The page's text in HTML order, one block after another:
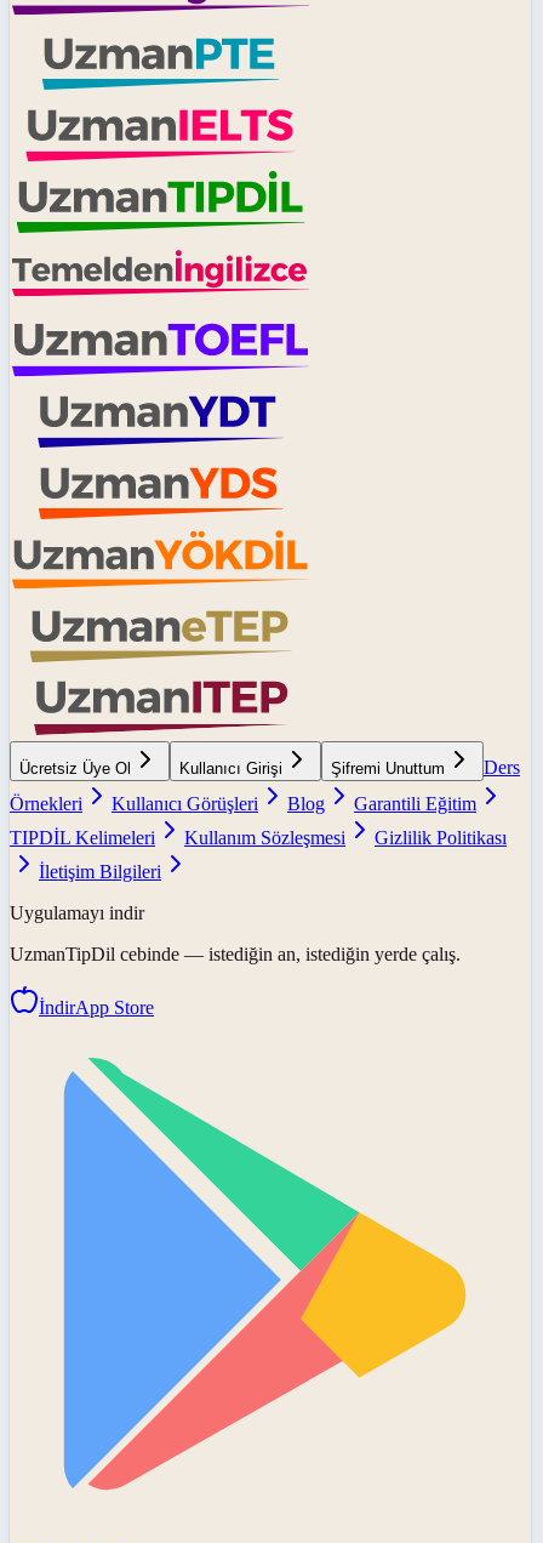
Ücretsiz Üye Ol Kullanıcı Girişi Şifremi Unuttum
Ders
Örnekleri
Kullanıcı Görüşleri Blog
Garantili Eğitim
TIPDİL Kelimeleri
Kullanım Sözleşmesi
Gizlilik Politikası
İletişim Bilgileri
Uygulamayı indir
UzmanTipDil cebinde — istediğin an, istediğin yerde çalış.
İndirApp Store